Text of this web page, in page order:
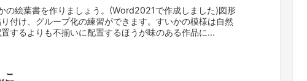
の絵葉書を作りましょう。(Word2021で作成しました)図形
付け、グループ化の練習ができます。すいかの模様は自然
するよりも不揃いに配置するほうが味のある作品に...